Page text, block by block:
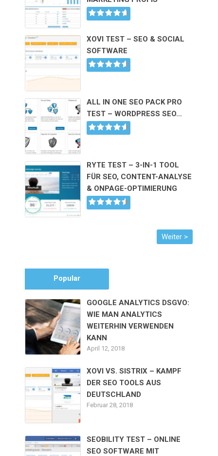
XOVI TEST – SEO & SOCIAL
SOFTWARE
ALL IN ONE SEO PACK PRO
TEST – WORDPRESS SEO…
RYTE TEST – 3-IN-1 TOOL
FÜR SEO, CONTENT-ANALYSE
& ONPAGE-OPTIMIERUNG
Popular
GOOGLE ANALYTICS DSGVO:
WIE MAN ANALYTICS
WEITERHIN VERWENDEN
KANN
April 12, 2018
XOVI VS. SISTRIX – KAMPF
DER SEO TOOLS AUS
DEUTSCHLAND
Februar 28, 2018
SEOBILITY TEST – ONLINE
SEO SOFTWARE MIT